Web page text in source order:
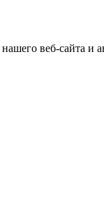
веб-сайта и